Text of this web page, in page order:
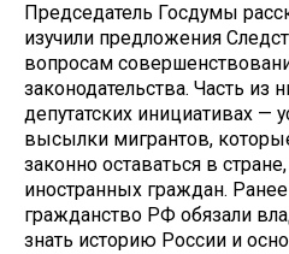
Председатель Госдумы
изучили предложения
вопросам
законодательства. Часть из
депутатских инициативах —
высылки мигрантов,
законно оставаться в
иностранных граждан.
гражданство РФ обязали
знать историю России и